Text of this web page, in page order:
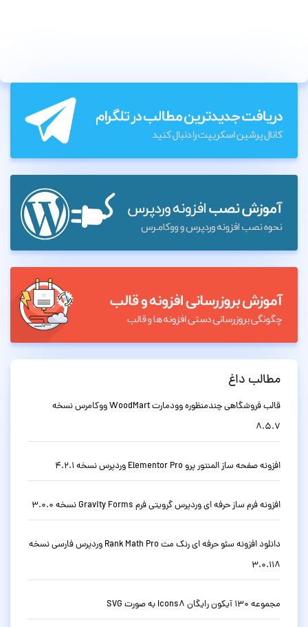
مطالب داغ
قالب فروشگاهی چندمنظوره وودمارت WoodMart ووکامرس نسخه
8.5.7
افزونه صفحه ساز المنتور پرو Elementor Pro وردپرس نسخه 4.2.1
افزونه فرم ساز حرفه ای وردپرس گرویتی فرم Gravity Forms نسخه 3.0.0
دانلود افزونه سئو حرفه ای رنک مث Rank Math Pro وردپرس فارسی نسخه
3.0.118
مجموعه 130 آیکون رایگان Icons8 به صورت SVG